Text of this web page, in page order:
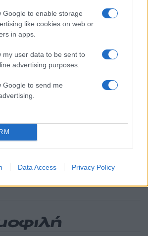
Google to enable storage
like cookies on web or
in apps.
my user data to be sent to
advertising purposes.
Google to send me
Data Access Privacy Policy
2000 /2000
Υποβολή σχολίου
προστατεύεται από reCAPTCHA, ισχύουν
&Όροι Χρήσηςτης Google.
Επιχειρήσεις
ΠΛΑΣΤΙΚΑ ΘΡΑΚΗΣ
στο
για όλη την ειδησεογραφία και τα